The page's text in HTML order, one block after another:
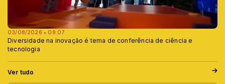
03/08/2026 • 09:07
Diversidade na inovação é tema de conferência de ciência e
tecnologia
Ver tudo